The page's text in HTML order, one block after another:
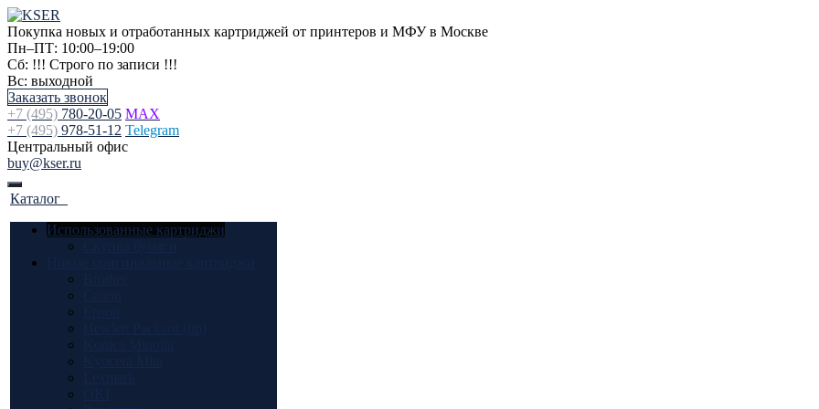
Покупка новых и отработанных картриджей от принтеров и МФУ в Москве
Пн–ПТ: 10:00–19:00
Сб: !!! Строго по записи !!!
Вс: выходной
Заказать звонок
+7 (495) 780-20-05 MAX
+7 (495) 978-51-12 Telegram
Центральный офис
buy@kser.ru
Каталог
Использованные картриджи